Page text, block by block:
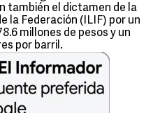
también el dictamen de la
la Federación (ILIF) por un
millones de pesos y un
por barril.